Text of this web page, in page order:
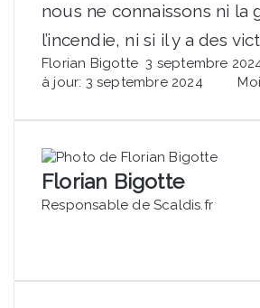
nous ne connaissons ni la
l’incendie, ni si il y a des
Florian Bigotte Envoyer
un
3 septembre
à jour: 3 septembre 2024
Florian Bigotte
Responsable de Scaldis.fr